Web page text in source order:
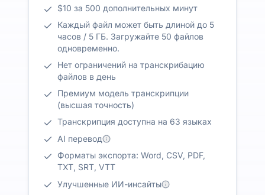
$10 за 500 дополнительных минут
Каждый файл может быть длиной до 5
часов / 5 ГБ. Загружайте 50 файлов
одновременно.
Нет ограничений на транскрибацию
файлов в день
Премиум модель транскрипции
(высшая точность)
Транскрипция доступна на 63 языках
AI перевод
Форматы экспорта: Word, CSV, PDF,
TXT, SRT, VTT
Улучшенные ИИ-инсайты